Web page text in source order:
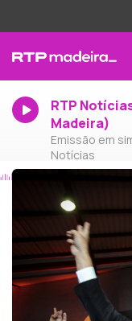
RTP
Madeira)
Emissão em
Notícias